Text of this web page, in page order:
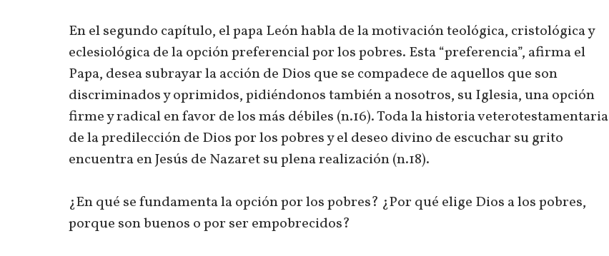
En el segundo capítulo, el papa León habla de la motivación teológica, cristológica y
eclesiológica de la opción preferencial por los pobres. Esta “preferencia”, afirma el
Papa, desea subrayar la acción de Dios que se compadece de aquellos que son
discriminados y oprimidos, pidiéndonos también a nosotros, su Iglesia, una opción
firme y radical en favor de los más débiles (n.16). Toda la historia veterotestamentaria
de la predilección de Dios por los pobres y el deseo divino de escuchar su grito
encuentra en Jesús de Nazaret su plena realización (n.18).
¿En qué se fundamenta la opción por los pobres? ¿Por qué elige Dios a los pobres,
porque son buenos o por ser empobrecidos?